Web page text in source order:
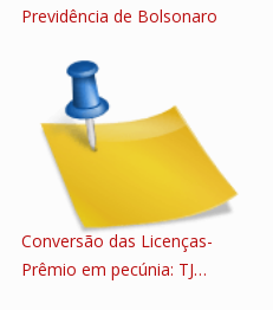
Previdência de Bolsonaro
Conversão das Licenças-
Prêmio em pecúnia: TJ…